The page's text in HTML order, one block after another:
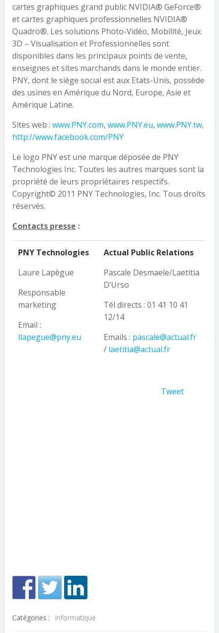
cartes graphiques grand public NVIDIA® GeForce®
et cartes graphiques professionnelles NVIDIA®
Quadro®. Les solutions Photo-Vidéo, Mobilité, Jeux
3D – Visualisation et Professionnelles sont
disponibles dans les principaux points de vente,
enseignes et sites marchands dans le monde entier.
PNY, dont le siège social est aux Etats-Unis, possède
des usines en Amérique du Nord, Europe, Asie et
Amérique Latine.
Sites web : www.PNY.com, www.PNY.eu, www.PNY.tw,
http://www.facebook.com/PNY
Le logo PNY est une marque déposée de PNY
Technologies Inc. Toutes les autres marques sont la
propriété de leurs propriétaires respectifs.
Copyright© 2011 PNY Technologies, Inc. Tous droits
réservés.
Contacts presse :
PNY Technologies
Laure Lapègue
Responsable
marketing
Email :
llapegue@pny.eu
Actual Public Relations
Pascale Desmaele/Laetitia
D’Urso
Tél directs : 01 41 10 41
12/14
Emails : pascale@actual.fr
/ laetitia@actual.fr
Tweet
Catégories : Informatique